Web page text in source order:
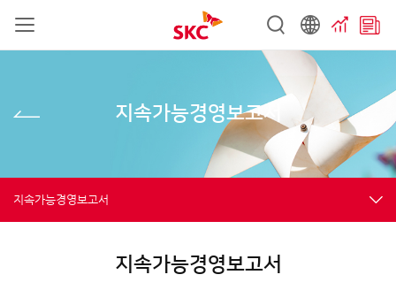
지속가능경영보고서
지속가능경영보고서
지속가능경영보고서